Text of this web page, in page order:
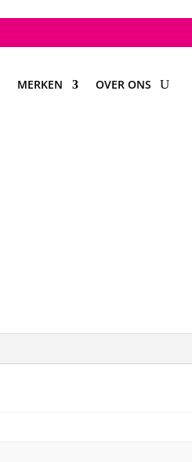
MERKEN OVER ONS